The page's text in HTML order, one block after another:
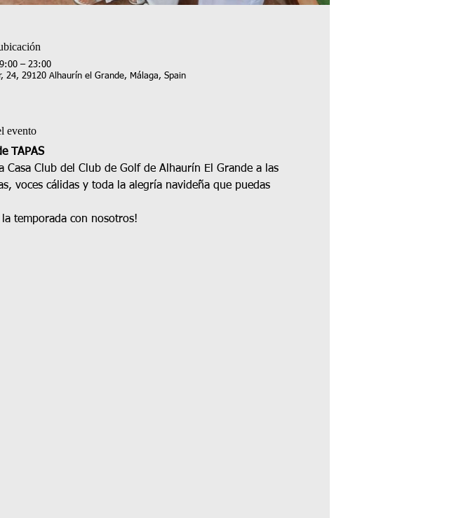
– 23:00
24, 29120 Alhaurín el Grande, Málaga, Spain
evento
TAPAS
Casa Club del Club de Golf de Alhaurín El Grande a las
voces cálidas y toda la alegría navideña que puedas
temporada con nosotros!